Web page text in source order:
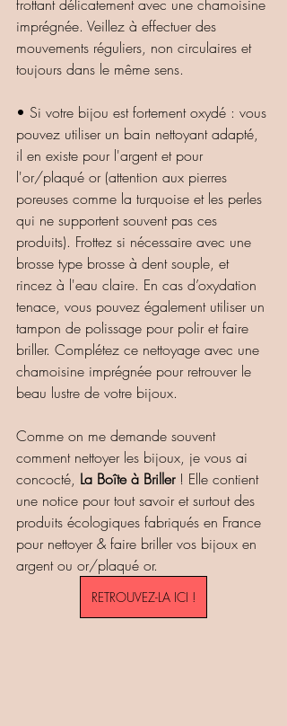
frottant délicatement avec une chamoisine
imprégnée. Veillez à effectuer des
mouvements réguliers, non circulaires et
toujours dans le même sens.
• Si votre bijou est fortement oxydé : vous
pouvez utiliser un bain nettoyant adapté,
il en existe pour l'argent et pour
l'or/plaqué or (attention aux pierres
poreuses comme la turquoise et les perles
qui ne supportent souvent pas ces
produits). Frottez si nécessaire avec une
brosse type brosse à dent souple, et
rincez à l'eau claire. En cas d’oxydation
tenace, vous pouvez également utiliser un
tampon de polissage pour polir et faire
briller. Complétez ce nettoyage avec une
chamoisine imprégnée pour retrouver le
beau lustre de votre bijoux.
Comme on me demande souvent
comment nettoyer les bijoux, je vous ai
concocté, La Boîte à Briller ! Elle contient
une notice pour tout savoir et surtout des
produits écologiques fabriqués en France
pour nettoyer & faire briller vos bijoux en
argent ou or/plaqué or.
RETROUVEZ-LA ICI !